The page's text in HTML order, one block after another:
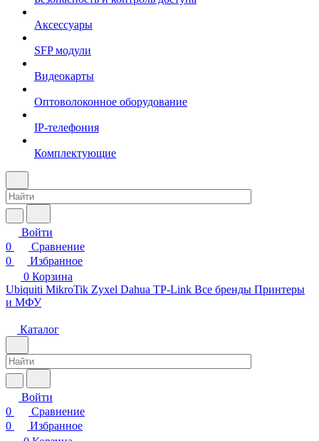
Аксессуары
SFP модули
Видеокарты
Оптоволоконное оборудование
IP-телефония
Комплектующие
Войти
0
Сравнение
0
Избранное
0 Корзина
Ubiquiti MikroTik Zyxel Dahua TP-Link Все бренды Принтеры
и МФУ
Каталог
Войти
0
Сравнение
0
Избранное